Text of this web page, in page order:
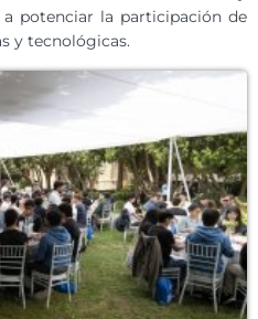
potenciar la participación de
y tecnológicas.